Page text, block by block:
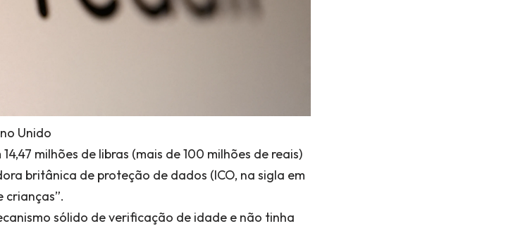
Unido
milhões de libras (mais de 100 milhões de reais)
britânica de proteção de dados (ICO, na sigla em
crianças”.
sólido de verificação de idade e não tinha